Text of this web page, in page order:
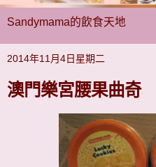
Sandymama的飲食天地
2014年11月4日星期二
澳門樂宮腰果曲奇